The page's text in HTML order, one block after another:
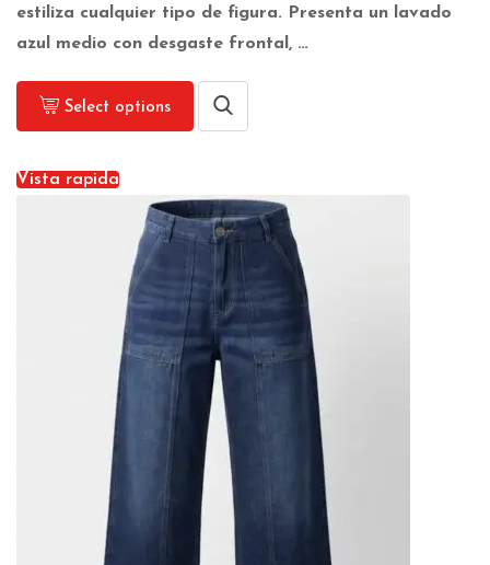
estiliza cualquier tipo de figura. Presenta un lavado
azul medio con desgaste frontal, …
Select options
Vista rapida